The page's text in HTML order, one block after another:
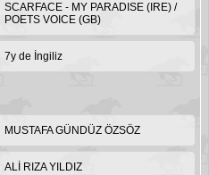
SCARFACE - MY PARADISE (IRE) /
POETS VOICE (GB)
7y de İngiliz
MUSTAFA GÜNDÜZ ÖZSÖZ
ALİ RIZA YILDIZ